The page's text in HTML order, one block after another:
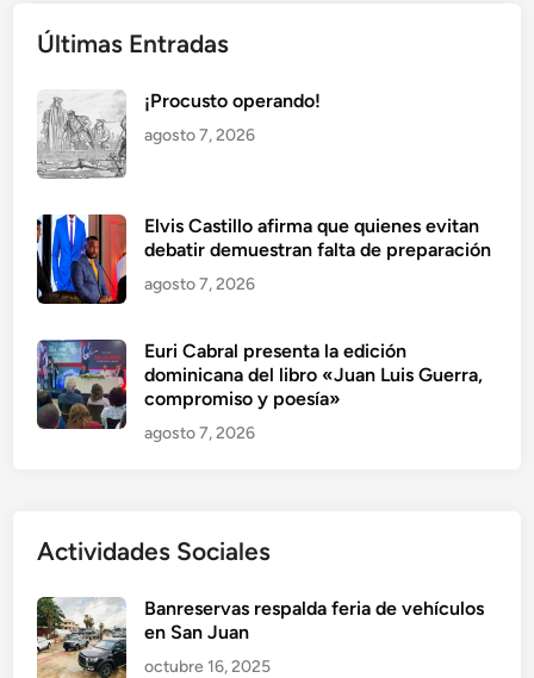
Últimas Entradas
¡Procusto operando!
agosto 7, 2026
Elvis Castillo afirma que quienes evitan
debatir demuestran falta de preparación
agosto 7, 2026
Euri Cabral presenta la edición
dominicana del libro «Juan Luis Guerra,
compromiso y poesía»
agosto 7, 2026
Actividades Sociales
Banreservas respalda feria de vehículos
en San Juan
octubre 16, 2025